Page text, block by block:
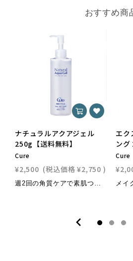
おすすめ商
ナチュラルアクアジェル
250g【送料無料】
Cure
¥2,500 (税込価格 ¥2,750 )
週2回の角質ケアで素肌つるん。肌のお手入れで大切なことは、キレイに「落とす」こと。メイクや皮脂汚れを落とすように、古くなった角質を取り除くことは、キレイな肌を保つためには、大切なお手入れです。ナチュラルアクアジェルは、成分の約90%が水でできています。もちろん、無香料・無着色・無防腐剤。肌に塗って、くるくるやさしくマッサージするだけで、ジェルが古い角質と反応してポロポロと余分な角質をやさしく除去します。肌に負担をかけずにやさしくマッサージすることで、毎日の洗顔だけでは取り除くことの出来ない古い角質を除去します。週に2回の角質ケアで美容成分の浸透を高め、毎日のお手入れがもっと効果的になります。【使用方法】 1.洗顔後、お肌の水分をよくふきとります。2.その後1プッシュを指先に取って気になる部分にやさしくなじませて30秒ほど置いてください。3.ジェルがお水に変わり白く浮き上がってきたら指先で優しくなでるようにマッサージしてください。一通りポロポロが出ましたら洗い流してください。4．その後、化粧水や美容液など普段のお手入れをしてください。5．ご自身のお肌の状態にあわせて、週2回のご使用が目安です。※全身にもお使いいただけます。首筋や手足など、ざらつきが気になる部分にお使い下さい。【内容量】250g 【原材料】水・グリセリン(アクリレーツ/アクリル酸アルキル(C10-30)クロスポリマー・ジココジモニウムクロリド・ステアルトリモニウムブロミド・アロエベラ葉エキス・イチョウ葉エキス・ローズマリー葉エキス・BG・イソプロパノール ■定期購入のご案内■ 【定期サイクル】 90日 【定期購入に関するご案内はコチラ】
エク
ング
Cure